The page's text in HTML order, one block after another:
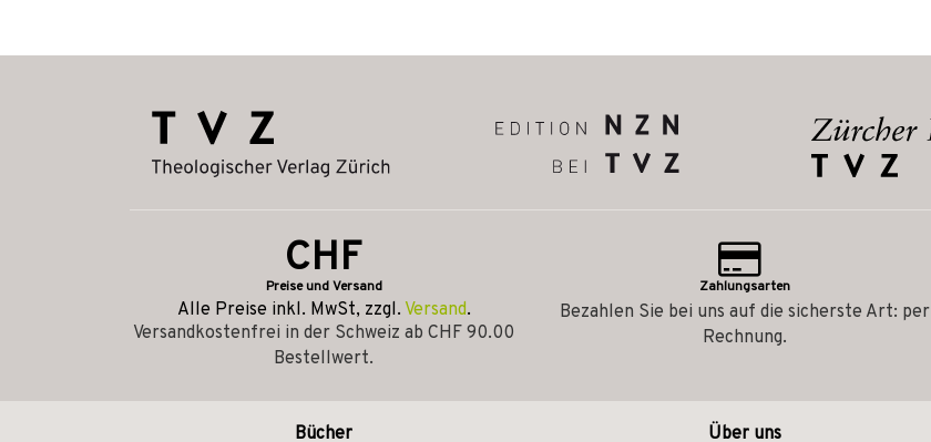
CHF
Preise und Versand
Alle Preise inkl. MwSt, zzgl. Versand.
Versandkostenfrei in der Schweiz ab CHF 90.00
Bestellwert.
Zahlungsarten
Bezahlen Sie bei uns auf die sicherste Art: per
Rechnung.
Bücher Über uns